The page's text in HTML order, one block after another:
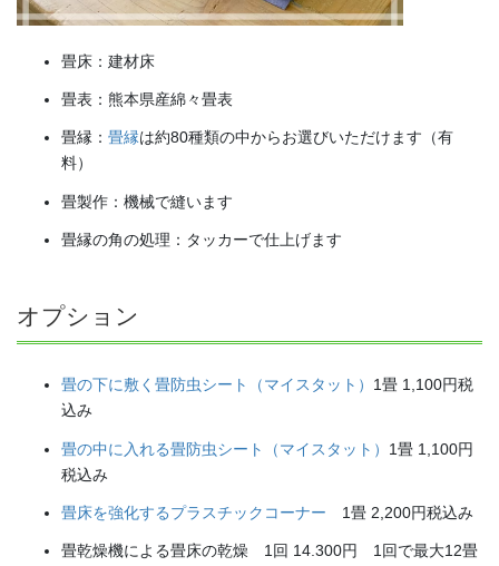
畳床：建材床
畳表：熊本県産綿々畳表
畳縁： 畳縁は約80種類の中からお選びいただけます（有
料）
畳製作：機械で縫います
畳縁の角の処理：タッカーで仕上げます
オプション
畳の下に敷く畳防虫シート（マイスタット） 1畳 1,100円税
込み
畳の中に入れる畳防虫シート（マイスタット） 1畳 1,100円
税込み
畳床を強化するプラスチックコーナー 1畳 2,200円税込み
畳乾燥機による畳床の乾燥 1回 14.300円 1回で最大12畳